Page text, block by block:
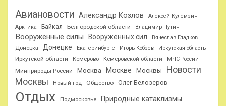
Авиановости Александр Козлов
Алексей Кулемзин
Арктика
Байкал Белгородской области Владимир Путин
Вооруженные силы Вооруженных сил
Вячеслав Гладков
Донецка
Донецке Екатеринбурге Игорь Кобзев Иркутская область
Иркутской области Кемерово Кемеровской области
МЧС России
Минприроды России
Москва Москве Москвы
Новости
Москвы
Новый год Общество Олег Белозеров
Отдых Подмосковье Природные катаклизмы